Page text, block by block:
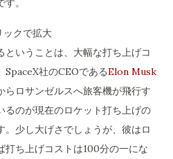
。
ックで拡大
いうことは、大幅な打ち上げコ
SpaceX社のCEOであるElon Musk
らロサンゼルスへ旅客機が飛行す
るのが現在のロケット打ち上げの
少し大げさでしょうが、彼はロ
打ち上げコストは100分の一にな